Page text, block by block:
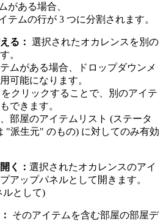
がある場合、
テムの行が 3 つに分割されます。
る： 選択されたオカレンスを別の
。
ムがある場合、ドロップダウンメ
可能になります。
クリックすることで、別のアイテ
できます。
部屋のアイテムリスト (ステータ
"派生元" のもの) に対してのみ有効
く： 選択されたオカレンスのアイ
アップパネルとして開きます。
ルとして)
そのアイテムを含む部屋の部屋デ